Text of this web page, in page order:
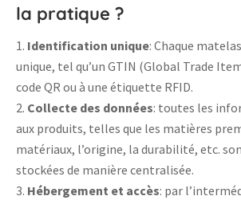
la pratique ?
Identification unique: Chaque
unique, tel qu’un GTIN (Global Trade
code QR ou à une étiquette RFID.
Collecte des données: toutes les
aux produits, telles que les matières
matériaux, l’origine, la durabilité, etc.
stockées de manière centralisée.
Hébergement et accès: par